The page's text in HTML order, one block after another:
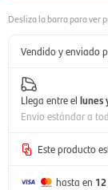
Vendido y enviado
Llega entre el lunes
Envío estándar a
Este producto
hasta en 12